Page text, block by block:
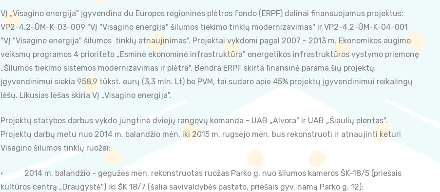
VĮ „Visagino energija" įgyvendina du Europos regioninės plėtros fondo (ERPF) dalinai finansuojamus projektus:
VP2-4.2-ŪM-K-03-009 "VĮ "Visagino energija" šilumos tiekimo tinklų modernizavimas" ir VP2-4.2-ŪM-K-04-001
"VĮ "Visagino energija" šilumos tinklų atnaujinimas". Projektai vykdomi pagal 2007 - 2013 m. Ekonomikos augimo
veiksmų programos 4 prioriteto „Esminė ekonominė infrastruktūra" energetikos infrastruktūros vystymo priemonę
„Šilumos tiekimo sistemos modernizavimas ir plėtra". Bendra ERPF skirta finansinė parama šių projektų
įgyvendinimui siekia 958,9 tūkst. eurų (3,3 mln. Lt) be PVM, tai sudaro apie 45% projektų įgyvendinimui reikalingų
lėšų. Likusias lėšas skiria VĮ „Visagino energija".
Projektų statybos darbus vykdo jungtinė dviejų rangovų komanda - UAB „Alvora" ir UAB „Šiaulių plentas".
Projektų darbų metu nuo 2014 m. balandžio mėn. iki 2015 m. rugsėjo mėn. bus rekonstruoti ir atnaujinti keturi
Visagino šilumos tinklų ruožai:
· 2014 m. balandžio - gegužės mėn. rekonstruotas ruožas Parko g. nuo šilumos kameros ŠK-18/5 (priešais
kultūros centrą „Draugystė") iki ŠK 18/7 (šalia savivaldybės pastato, priešais gyv. namą Parko g. 12);